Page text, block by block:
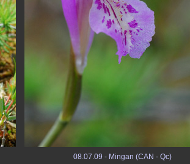
08.07.09 - Mingan (CAN - Qc)